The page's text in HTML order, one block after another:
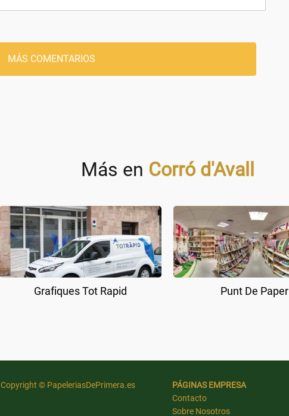
MÁS COMENTARIOS
Más en Corró d'Avall
Grafiques Tot Rapid Punt De Paper
Copyright © PapeleriasDePrimera.es
PÁGINAS EMPRESA
Contacto
Sobre Nosotros